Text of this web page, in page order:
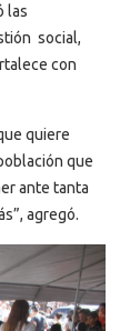
las
social,
con
quiere
que
ante tanta
agregó.